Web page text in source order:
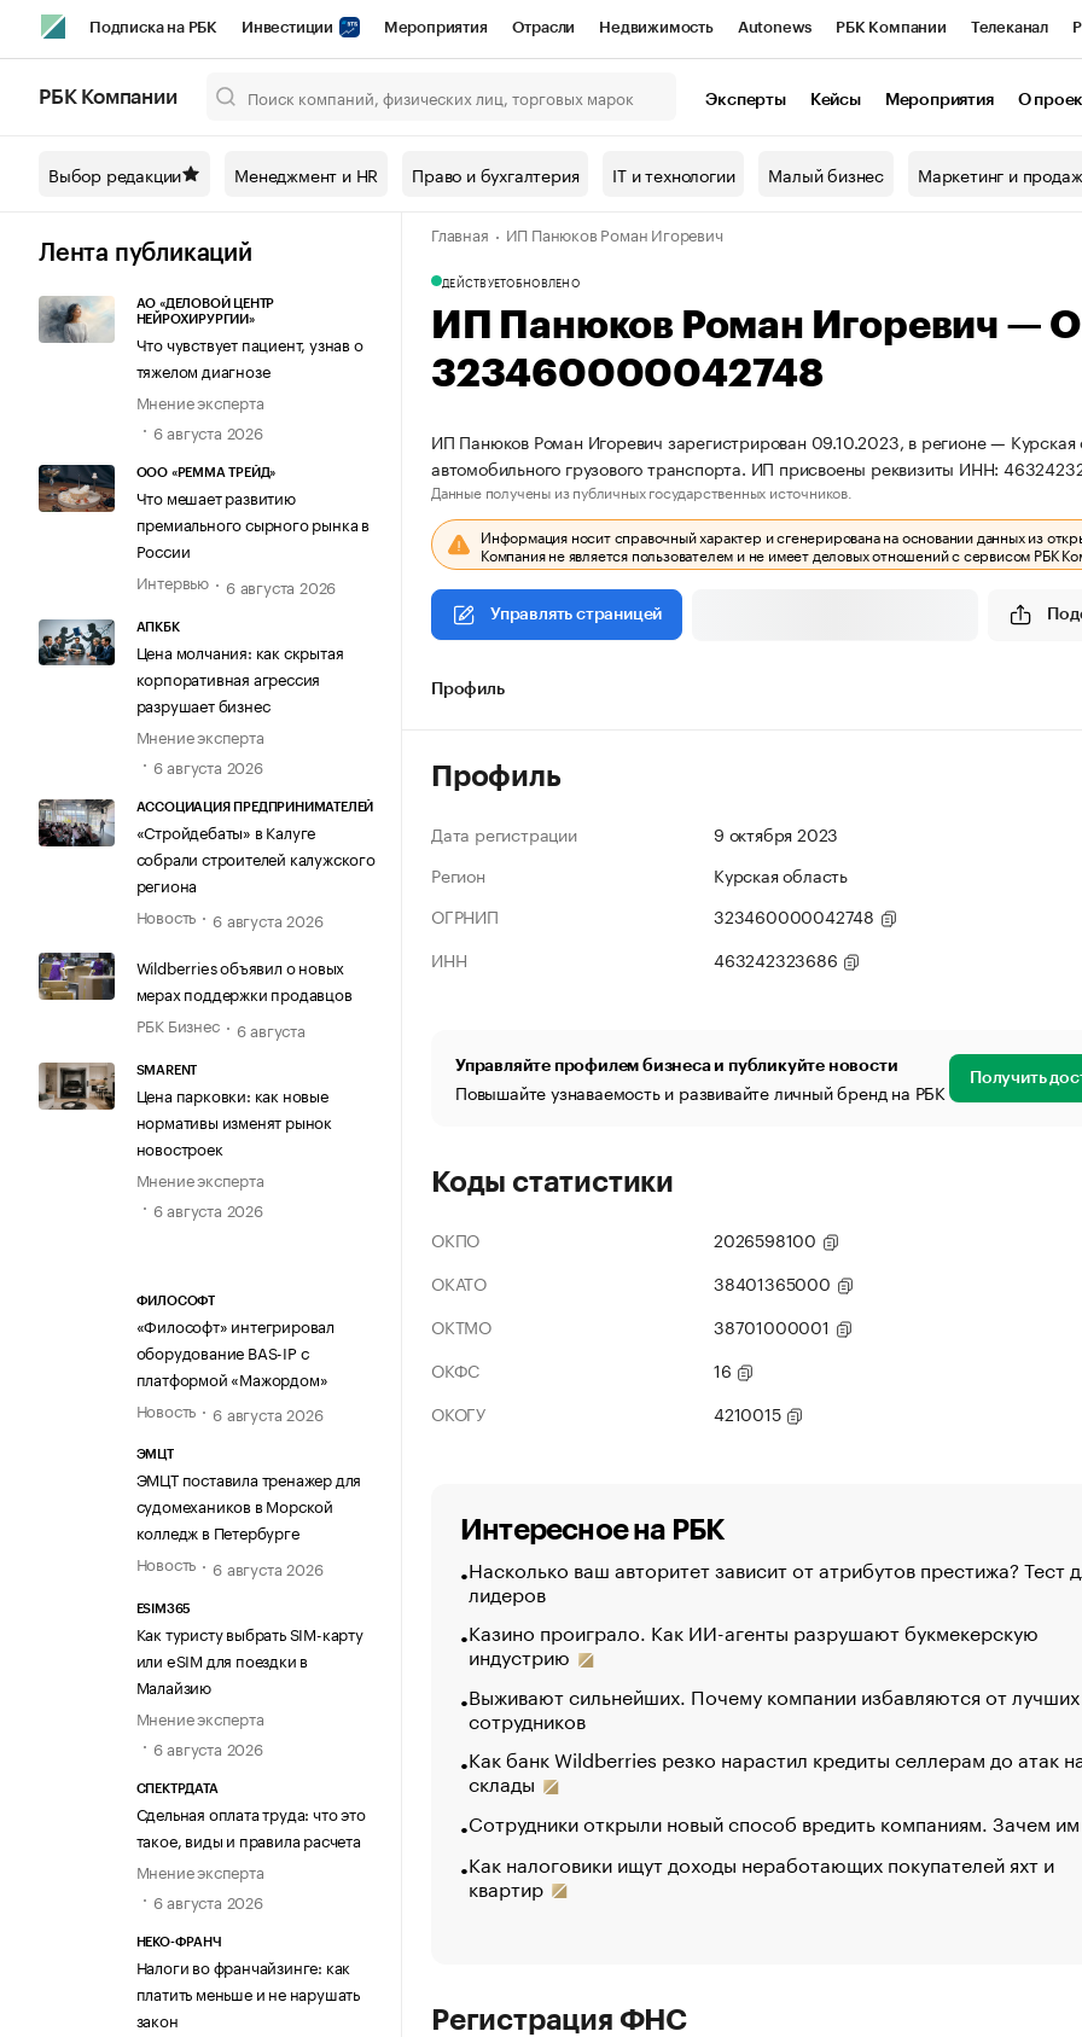
Подписка на РБК Инвестиции Мероприятия Отрасли Недвижимость Autonews РБК Компании Телеканал
Спецпроекты СПб Конференции СПб Спецпроекты Проверка контрагентов
Технологии и медиа Рынок наличной валюты
РБК Компании Эксперты Кейсы Мероприятия О
Выбор редакции Менеджмент и HR Право и бухгалтерия IT и технологии Малый бизнес Маркетинг и
Лента публикаций
АО «ДЕЛОВОЙ ЦЕНТР
НЕЙРОХИРУРГИИ»
Что чувствует пациент, узнав о
тяжелом диагнозе
Мнение эксперта
6 августа 2026
ООО «РЕММА ТРЕЙД»
Что мешает развитию
премиального сырного рынка в
России
Интервью
6 августа 2026
АПКБК
Цена молчания: как скрытая
корпоративная агрессия
разрушает бизнес
Мнение эксперта
6 августа 2026
АССОЦИАЦИЯ ПРЕДПРИНИМАТЕЛЕЙ
«Стройдебаты» в Калуге
собрали строителей калужского
региона
Новость
6 августа 2026
Wildberries объявил о новых
мерах поддержки продавцов
РБК Бизнес
6 августа
SMARENT
Цена парковки: как новые
нормативы изменят рынок
новостроек
Мнение эксперта
6 августа 2026
ФИЛОСОФТ
«Философт» интегрировал
оборудование BAS-IP с
платформой «Мажордом»
Новость
6 августа 2026
ЭМЦТ
ЭМЦТ поставила тренажер для
судомехаников в Морской
колледж в Петербурге
Новость
6 августа 2026
ESIM365
Как туристу выбрать SIM-карту
или eSIM для поездки в
Малайзию
Мнение эксперта
6 августа 2026
СПЕКТРДАТА
Сдельная оплата труда: что это
такое, виды и правила расчета
Мнение эксперта
6 августа 2026
НЕКО-ФРАНЧ
Налоги во франчайзинге: как
платить меньше и не нарушать
закон
Главная ИП Панюков Роман Игоревич
ДЕЙСТВУЕТОБНОВЛЕНО
ИП Панюков Роман Игоревич —
323460000042748
ИП Панюков Роман Игоревич зарегистрирован 09.10.2023, в регионе — Курская
автомобильного грузового транспорта. ИП присвоены реквизиты ИНН:
Данные получены из публичных государственных источников.
Информация носит справочный характер и сгенерирована на основании данных из
Компания не является пользователем и не имеет деловых отношений с сервисом РБК
Управлять страницей
Профиль
Профиль
Дата регистрации
9 октября 2023
Регион
Курская область
ОГРНИП
323460000042748
ИНН
463242323686
Управляйте профилем бизнеса и публикуйте новости
Повышайте узнаваемость и развивайте личный бренд на РБК Получить
Коды статистики
ОКПО
2026598100
ОКАТО
38401365000
ОКТМО
38701000001
ОКФС
16
ОКОГУ
4210015
Интересное на РБК
Насколько ваш авторитет зависит от атрибутов престижа? Тест
лидеров
Казино проиграло. Как ИИ-агенты разрушают букмекерскую
индустрию
Выживают сильнейших. Почему компании избавляются от лучших
сотрудников
Как банк Wildberries резко нарастил кредиты селлерам до атак
склады
Сотрудники открыли новый способ вредить компаниям. Зачем
Как налоговики ищут доходы неработающих покупателей яхт и
квартир
Регистрация ФНС